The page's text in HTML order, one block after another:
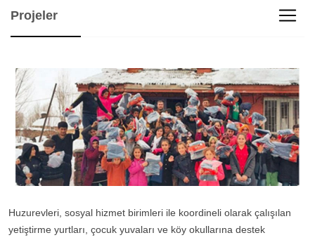
Projeler
Huzurevleri, sosyal hizmet birimleri ile koordineli olarak çalışılan
yetiştirme yurtları, çocuk yuvaları ve köy okullarına destek